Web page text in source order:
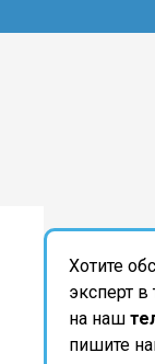
Хотите
эксперт
на наш
пишите